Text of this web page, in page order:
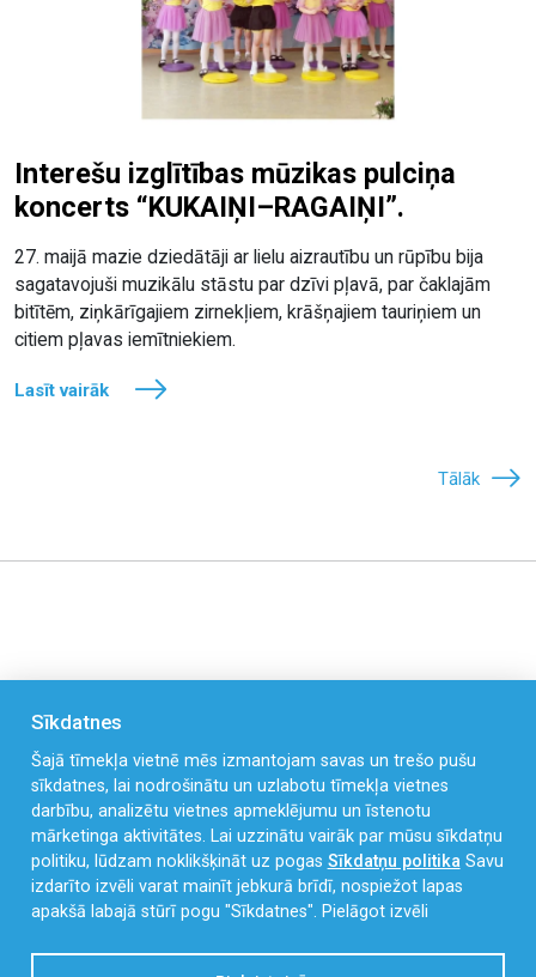
Interešu izglītības mūzikas pulciņa
koncerts “KUKAIŅI–RAGAIŅI”.
27. maijā mazie dziedātāji ar lielu aizrautību un rūpību bija
sagatavojuši muzikālu stāstu par dzīvi pļavā, par čaklajām
bitītēm, ziņkārīgajiem zirnekļiem, krāšņajiem tauriņiem un
citiem pļavas iemītniekiem.
Lasīt vairāk
Tālāk
Celmu iela 4, Liepāja, LV-3405
kristigais@liepaja.edu.lv
63 441 699,27 899 831
Sīkdatnes
Šajā tīmekļa vietnē mēs izmantojam savas un trešo pušu
sīkdatnes, lai nodrošinātu un uzlabotu tīmekļa vietnes
darbību, analizētu vietnes apmeklējumu un īstenotu
mārketinga aktivitātes. Lai uzzinātu vairāk par mūsu sīkdatņu
politiku, lūdzam noklikšķināt uz pogas Sīkdatņu politikaSavu
izdarīto izvēli varat mainīt jebkurā brīdī, nospiežot lapas
apakšā labajā stūrī pogu "Sīkdatnes". Pielāgot izvēli